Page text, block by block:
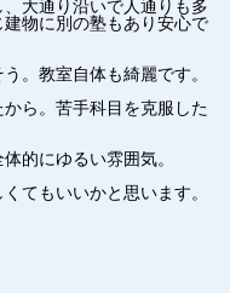
大通り沿いで人通りも多
物に別の塾もあり安心で
。教室自体も綺麗です。
ら。苦手科目を克服した
的にゆるい雰囲気。
てもいいかと思います。